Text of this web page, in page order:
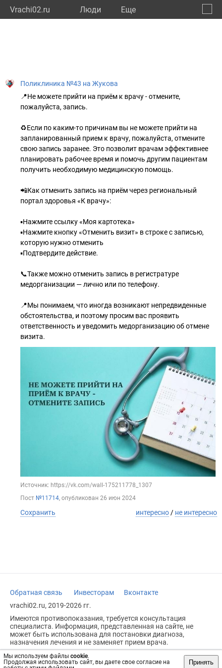
Vrachi02.ru Люди Eще
Мы используем файлы cookie.
Продолжая использовать сайт, вы даете свое согласие на
Принять
Поликлиника №43 на Жукова
📍Не можете прийти на приём к врачу - отмените,
пожалуйста, запись.
♻️Если по каким-то причинам вы не можете прийти на
запланированный прием к врачу, пожалуйста, отмените
свою запись заранее. Это позволит врачам эффективнее
планировать рабочее время и помочь другим пациентам
получить необходимую медицинскую помощь.
📲Как отменить запись на приём через региональный
портал здоровья «К врачу»:
▪️Нажмите ссылку «Моя картотека»
▪️Нажмите кнопку «Отменить визит» в строке с записью,
которую нужно отменить
▪️Подтвердите действие.
📞Также можно отменить запись в регистратуре
медорганизации — лично или по телефону.
📍Мы понимаем, что иногда возникают непредвиденные
обстоятельства, и поэтому просим вас проявить
ответственность и уведомить медорганизацию об отмене
визита.
Источник: https://vk.com/wall-175211778_1307
Пост №11714, опубликован 26 июн 2024
Сохранить интересно/ не интересно
Обратная связь Инвесторам
Вконтакте
vrachi02.ru, 2019-2026 гг.
Имеются противопоказания, требуется консультация
специалиста. Информация, представленная на сайте, не
может быть использована для постановки диагноза,
назначения лечения и не заменяет прием врача.
Возрастное ограничение: 18+